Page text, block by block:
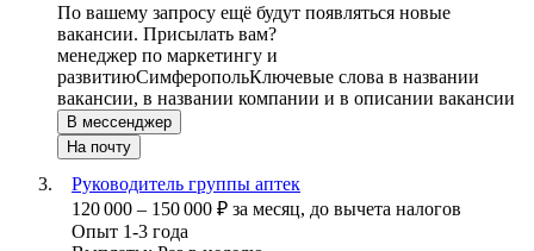
По вашему запросу ещё будут появляться новые
вакансии. Присылать вам?
менеджер по маркетингу и
развитиюСимферопольКлючевые слова в названии
вакансии, в названии компании и в описании вакансии
В мессенджер
На почту
Руководитель группы аптек
120 000 – 150 000 ₽ за месяц, до вычета налогов
Опыт 1-3 года